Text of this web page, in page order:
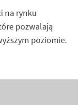
na rynku
pozwalają
poziomie.